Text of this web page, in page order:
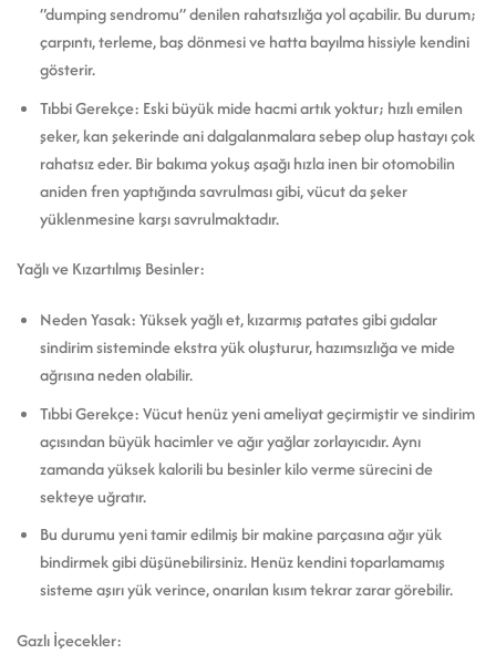
“dumping sendromu” denilen rahatsızlığa yol açabilir. Bu durum;
çarpıntı, terleme, baş dönmesi ve hatta bayılma hissiyle kendini
gösterir.
Tıbbi Gerekçe: Eski büyük mide hacmi artık yoktur; hızlı emilen
şeker, kan şekerinde ani dalgalanmalara sebep olup hastayı çok
rahatsız eder. Bir bakıma yokuş aşağı hızla inen bir otomobilin
aniden fren yaptığında savrulması gibi, vücut da şeker
yüklenmesine karşı savrulmaktadır.
Yağlı ve Kızartılmış Besinler:
Neden Yasak: Yüksek yağlı et, kızarmış patates gibi gıdalar
sindirim sisteminde ekstra yük oluşturur, hazımsızlığa ve mide
ağrısına neden olabilir.
Tıbbi Gerekçe: Vücut henüz yeni ameliyat geçirmiştir ve sindirim
açısından büyük hacimler ve ağır yağlar zorlayıcıdır. Aynı
zamanda yüksek kalorili bu besinler kilo verme sürecini de
sekteye uğratır.
Bu durumu yeni tamir edilmiş bir makine parçasına ağır yük
bindirmek gibi düşünebilirsiniz. Henüz kendini toparlamamış
sisteme aşırı yük verince, onarılan kısım tekrar zarar görebilir.
Gazlı İçecekler: